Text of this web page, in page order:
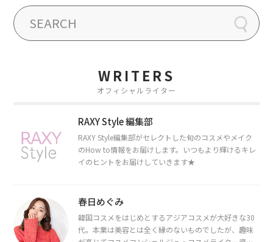
WRITERS
オフィシャルライター
RAXY Style 編集部
RAXY Style編集部がセレクトした旬のコスメやメイク
のHow to情報をお届けします。いつもより輝けるキレ
イのヒントをお届けしていきます★
春日めぐみ
韓国コスメをはじめとするアジアコスメが大好きな30
代。本業は美容とは全く縁のないものでしたが、趣味